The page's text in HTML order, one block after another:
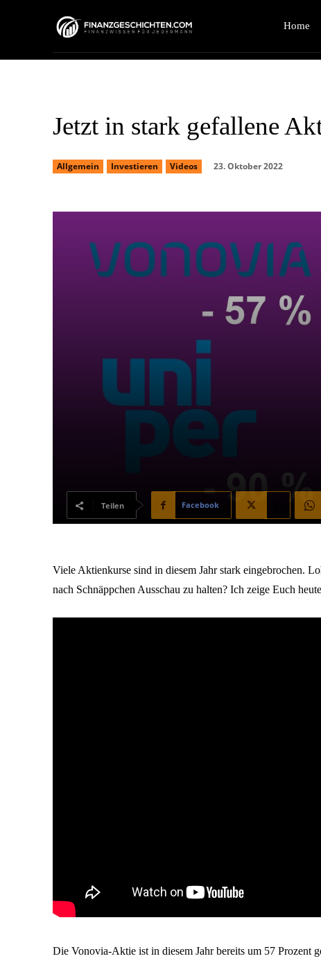
Home
Jetzt in stark gefallene
Allgemein Investieren Videos 23. Oktober 2022
Teilen Facebook
Viele Aktienkurse sind in diesem Jahr stark eingebrochen.
nach Schnäppchen Ausschau zu halten? Ich zeige Euch
Die Vonovia-Aktie ist in diesem Jahr bereits um 57 Prozent